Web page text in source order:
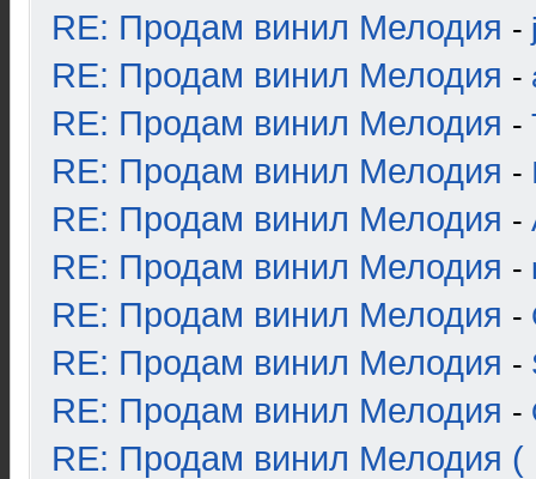
RE: Продам винил Мелодия -
RE: Продам винил Мелодия -
RE: Продам винил Мелодия -
RE: Продам винил Мелодия -
RE: Продам винил Мелодия -
RE: Продам винил Мелодия -
RE: Продам винил Мелодия -
RE: Продам винил Мелодия -
RE: Продам винил Мелодия -
RE: Продам винил Мелодия (